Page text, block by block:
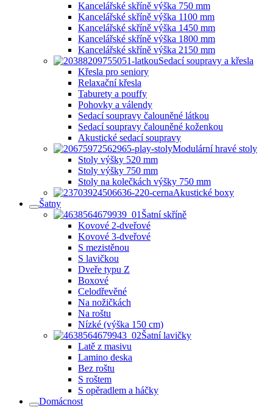
Kancelářské skříně výška 750 mm
Kancelářské skříně výška 1100 mm
Kancelářské skříně výška 1450 mm
Kancelářské skříně výška 1800 mm
Kancelářské skříně výška 2150 mm
Sedací soupravy a křesla
Křesla pro seniory
Relaxační křesla
Taburety a pouffy
Pohovky a válendy
Sedací soupravy čalouněné látkou
Sedací soupravy čalouněné koženkou
Akustické sedací soupravy
Modulární hravé stoly
Stoly výšky 520 mm
Stoly výšky 750 mm
Stoly na kolečkách výšky 750 mm
Akustické boxy
Šatny
Šatní skříně
Kovové 2-dveřové
Kovové 3-dveřové
S mezistěnou
S lavičkou
Dveře typu Z
Boxové
Celodřevěné
Na nožičkách
Na roštu
Nízké (výška 150 cm)
Šatní lavičky
Latě z masivu
Lamino deska
Bez roštu
S roštem
S opěradlem a háčky
Domácnost